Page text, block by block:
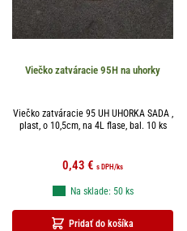
Viečko zatváracie 95H na uhorky
Viečko zatváracie 95 UH UHORKA SADA ,
plast, o 10,5cm, na 4L flase, bal. 10 ks
0,43 € s DPH /ks
Pridať do košíka
Na sklade: 50 ks